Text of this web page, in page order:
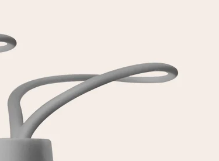
der går lige i hendes hjerte. Intet besvær